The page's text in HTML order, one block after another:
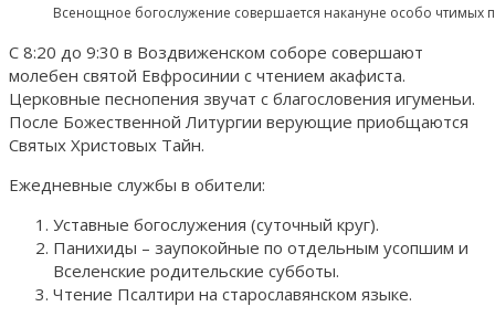
Всенощное богослужение совершается накануне особо чтимых
С 8:20 до 9:30 в Воздвиженском соборе совершают
молебен святой Евфросинии с чтением акафиста.
Церковные песнопения звучат с благословения игуменьи.
После Божественной Литургии верующие приобщаются
Святых Христовых Тайн.
Ежедневные службы в обители:
Уставные богослужения (суточный круг).
Панихиды – заупокойные по отдельным усопшим и
Вселенские родительские субботы.
Чтение Псалтири на старославянском языке.